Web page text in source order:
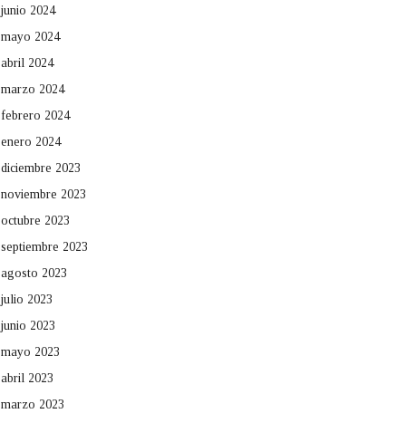
junio 2024
mayo 2024
abril 2024
marzo 2024
febrero 2024
enero 2024
diciembre 2023
noviembre 2023
octubre 2023
septiembre 2023
agosto 2023
julio 2023
junio 2023
mayo 2023
abril 2023
marzo 2023